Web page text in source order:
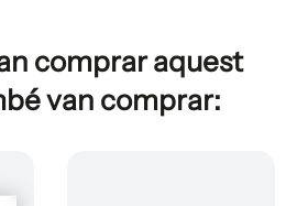
comprar aquest
van comprar: